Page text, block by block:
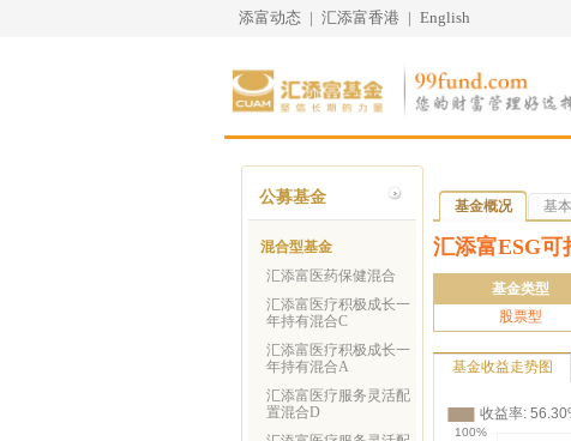
添富动态 | 汇添富香港 | English
公募基金
混合型基金
汇添富医药保健混合
汇添富医疗积极成长一
年持有混合C
汇添富医疗积极成长一
年持有混合A
汇添富医疗服务灵活配
置混合D
基金概况 基
汇添富ESG可
基金类型
股票型
基金收益走势图